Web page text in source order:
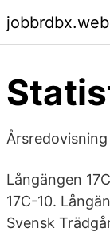
Långängen
17C-10.
Svensk